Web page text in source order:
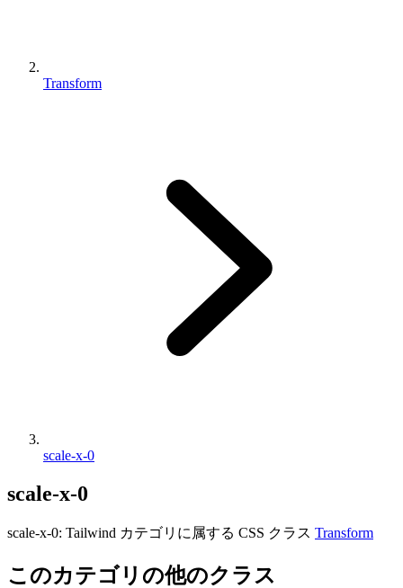
Transform
scale-x-0
scale-x-0
scale-x-0: Tailwind カテゴリに属する​​ CSS クラス Transform
このカテゴリの他のクラス